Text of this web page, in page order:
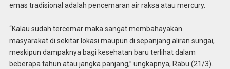
emas tradisional adalah pencemaran air raksa atau mercury.
“Kalau sudah tercemar maka sangat membahayakan
masyarakat di sekitar lokasi maupun di sepanjang aliran sungai,
meskipun dampaknya bagi kesehatan baru terlihat dalam
beberapa tahun atau jangka panjang,” ungkapnya, Rabu (21/3).